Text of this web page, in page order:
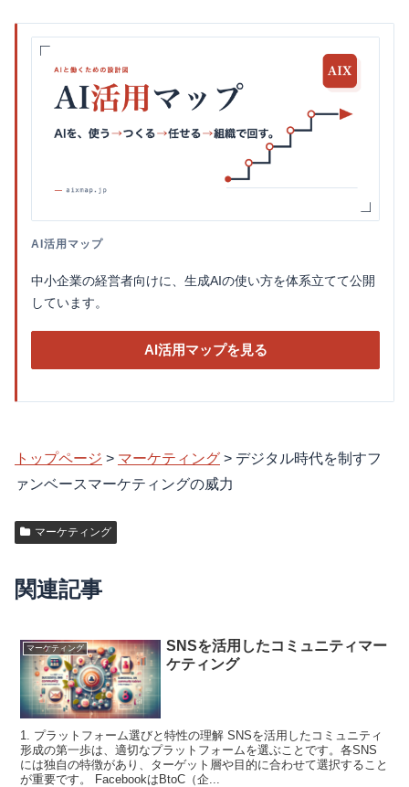
AI活用マップ
中小企業の経営者向けに、生成AIの使い方を体系立てて公開
しています。
AI活用マップを見る
トップページ > マーケティング > デジタル時代を制すフ
ァンベースマーケティングの威力
マーケティング
関連記事
マーケティング
SNSを活用したコミュニティマー
ケティング
1. プラットフォーム選びと特性の理解 SNSを活用したコミュニティ
形成の第一歩は、適切なプラットフォームを選ぶことです。各SNS
には独自の特徴があり、ターゲット層や目的に合わせて選択すること
が重要です。 FacebookはBtoC（企...